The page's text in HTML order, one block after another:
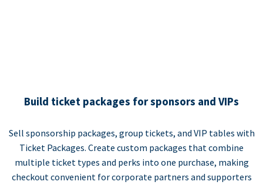
Build ticket packages for sponsors and VIPs
Sell sponsorship packages, group tickets, and VIP tables with
Ticket Packages. Create custom packages that combine
multiple ticket types and perks into one purchase, making
checkout convenient for corporate partners and supporters